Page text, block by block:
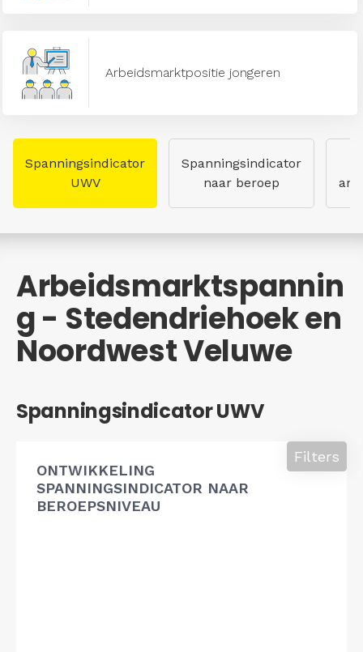
Arbeidsmarktpositie jongeren
Spanningsindicator
UWV
Spanningsindicator
naar beroep
Arbeidsmarktspannin
g - Stedendriehoek en
Noordwest Veluwe
Spanningsindicator UWV
ONTWIKKELING
SPANNINGSINDICATOR NAAR
BEROEPSNIVEAU
Filters